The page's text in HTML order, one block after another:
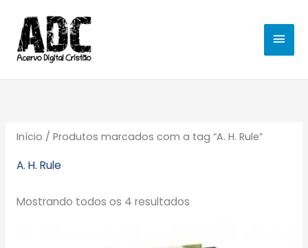
para
conteúdo
Início / Produtos marcados com a tag “A. H. Rule”
A. H. Rule
Mostrando todos os 4 resultados